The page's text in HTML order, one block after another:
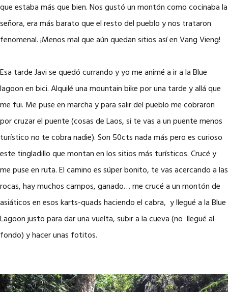
que estaba más que bien. Nos gustó un montón como cocinaba la
señora, era más barato que el resto del pueblo y nos trataron
fenomenal. ¡Menos mal que aún quedan sitios así en Vang Vieng!
Esa tarde Javi se quedó currando y yo me animé a ir a la Blue
lagoon en bici. Alquilé una mountain bike por una tarde y allá que
me fui. Me puse en marcha y para salir del pueblo me cobraron
por cruzar el puente (cosas de Laos, si te vas a un puente menos
turístico no te cobra nadie). Son 50cts nada más pero es curioso
este tingladillo que montan en los sitios más turísticos. Crucé y
me puse en ruta. El camino es súper bonito, te vas acercando a las
rocas, hay muchos campos, ganado… me crucé a un montón de
asiáticos en esos karts-quads haciendo el cabra, y llegué a la Blue
Lagoon justo para dar una vuelta, subir a la cueva (no llegué al
fondo) y hacer unas fotitos.